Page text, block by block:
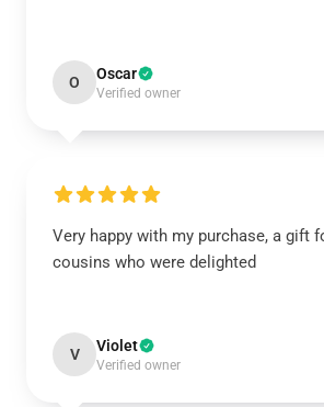
O Oscar
Verified owner
Very happy with my purchase, a gift
cousins who were delighted
V Violet
Verified owner